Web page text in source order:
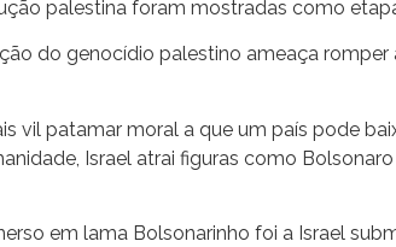
palestina foram mostradas como
do genocídio palestino ameaça
vil patamar moral a que um país pode
Israel atrai figuras como
em lama Bolsonarinho foi a Israel